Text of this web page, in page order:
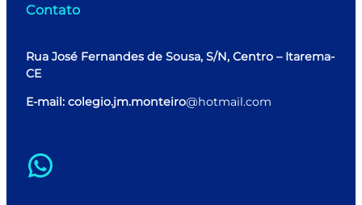
Contato
Rua José Fernandes de Sousa, S/N, Centro – Itarema-
CE
E-mail: colegio.jm.monteiro@hotmail.com
WhatsApp